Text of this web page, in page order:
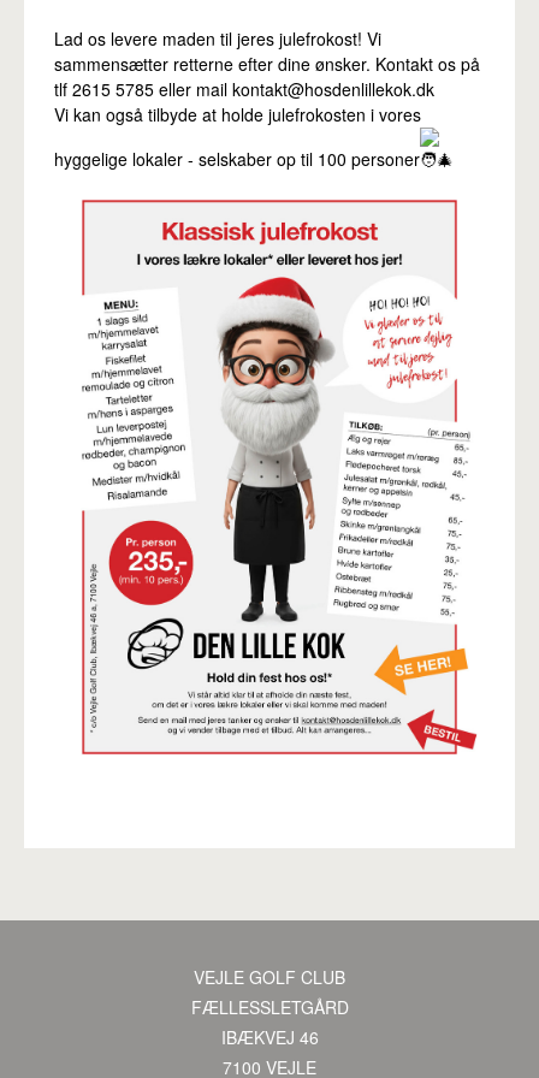
Lad os levere maden til jeres julefrokost! Vi
sammensætter retterne efter dine ønsker. Kontakt os på
tlf 2615 5785 eller mail kontakt@hosdenlillekok.dk
Vi kan også tilbyde at holde julefrokosten i vores
hyggelige lokaler - selskaber op til 100 personer
VEJLE GOLF CLUB
FÆLLESSLETGÅRD
IBÆKVEJ 46
7100 VEJLE